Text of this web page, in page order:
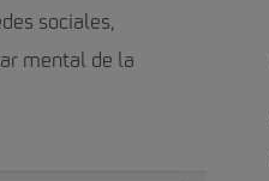
sociales,
mental de la